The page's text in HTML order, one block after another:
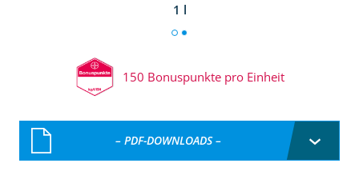
1 l
150 Bonuspunkte pro Einheit
– PDF-DOWNLOADS –